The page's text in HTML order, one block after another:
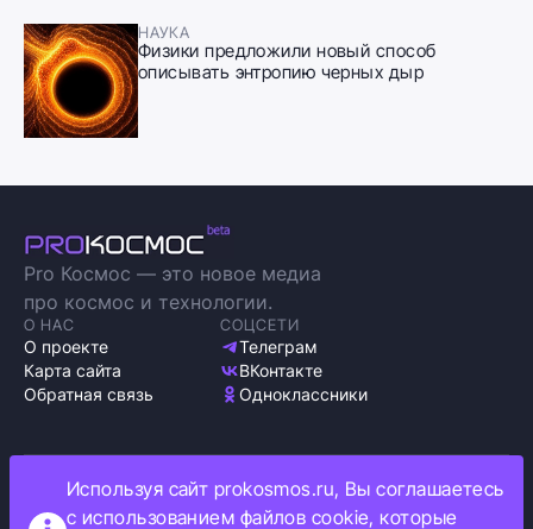
НАУКА
Физики предложили новый способ
описывать энтропию черных дыр
Pro Космос — это новое медиа
про космос и технологии.
О НАС
О проекте
Карта сайта
Обратная связь
СОЦСЕТИ
Телеграм
ВКонтакте
Одноклассники
Политика обработки персональных данных
Используя сайт prokosmos.ru, Вы соглашаетесь
с использованием файлов cookie, которые